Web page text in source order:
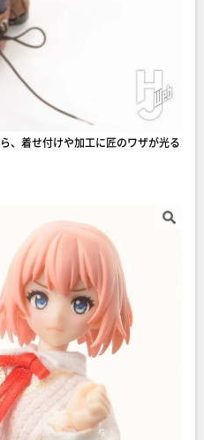
、着せ付けや加工に匠のワザが光る